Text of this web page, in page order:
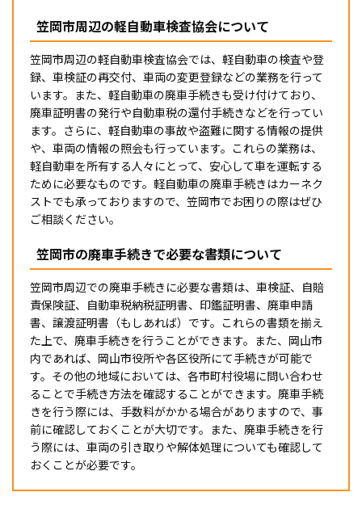
笠岡市周辺の軽自動車検査協会について
笠岡市周辺の軽自動車検査協会では、軽自動車の検査や登
録、車検証の再交付、車両の変更登録などの業務を行って
います。また、軽自動車の廃車手続きも受け付けており、
廃車証明書の発行や自動車税の還付手続きなどを行ってい
ます。さらに、軽自動車の事故や盗難に関する情報の提供
や、車両の情報の照会も行っています。これらの業務は、
軽自動車を所有する人々にとって、安心して車を運転する
ために必要なものです。軽自動車の廃車手続きはカーネク
ストでも承っておりますので、笠岡市でお困りの際はぜひ
ご相談ください。
笠岡市の廃車手続きで必要な書類について
笠岡市周辺での廃車手続きに必要な書類は、車検証、自賠
責保険証、自動車税納税証明書、印鑑証明書、廃車申請
書、譲渡証明書（もしあれば）です。これらの書類を揃え
た上で、廃車手続きを行うことができます。また、岡山市
内であれば、岡山市役所や各区役所にて手続きが可能で
す。その他の地域においては、各市町村役場に問い合わせ
ることで手続き方法を確認することができます。廃車手続
きを行う際には、手数料がかかる場合がありますので、事
前に確認しておくことが大切です。また、廃車手続きを行
う際には、車両の引き取りや解体処理についても確認して
おくことが必要です。